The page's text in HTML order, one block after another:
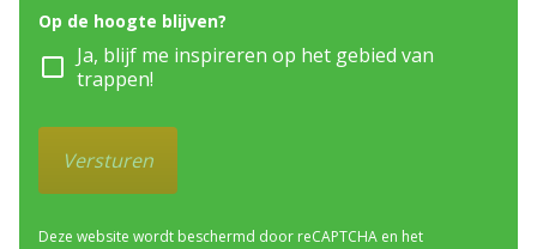
Op de hoogte blijven?
check_box_outline_blank Ja, blijf me inspireren op het gebied van
trappen!
Versturen
Deze website wordt beschermd door reCAPTCHA en het